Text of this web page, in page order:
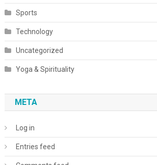
Sports
Technology
Uncategorized
Yoga & Spirituality
META
Log in
Entries feed